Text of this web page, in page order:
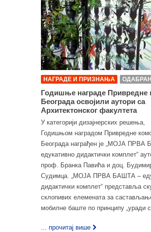
НАГРАДЕ И ПРИЗНАЊА
Годишње награде Привредне
Београда освојили аутори са
Архитектонског факултета
У категорији дизајнерских решења,
Годишњом наградом Привредне
Београда награђен је „МОЈА
едукативно дидактички комплет“
проф. Бранка Павића и доц.
Судимца. „МОЈА ПРВА БАШТА –
дидактички комплет“ представља
склопивих елемената за
мобилне баште по принципу „уради
... прочитај више